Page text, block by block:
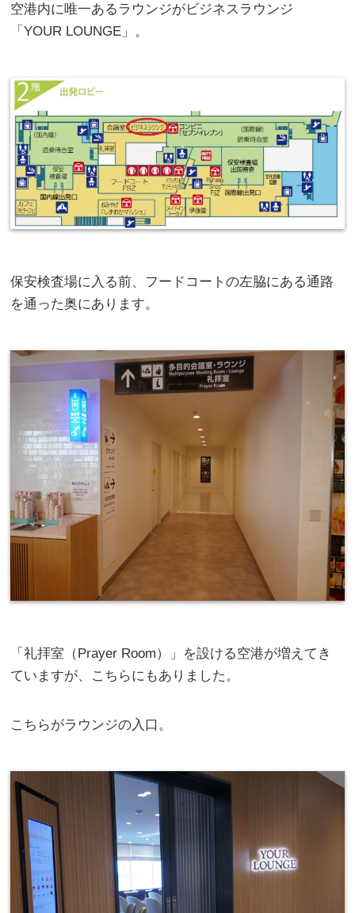
空港内に唯一あるラウンジがビジネスラウンジ
「YOUR LOUNGE」。
保安検査場に入る前、フードコートの左脇にある通路
を通った奥にあります。
「礼拝室（Prayer Room）」を設ける空港が増えてき
ていますが、こちらにもありました。
こちらがラウンジの入口。